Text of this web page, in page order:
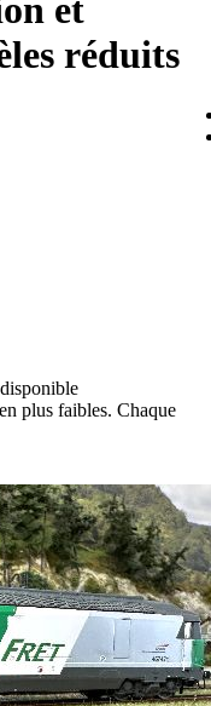
et
réduits
plus faibles. Chaque